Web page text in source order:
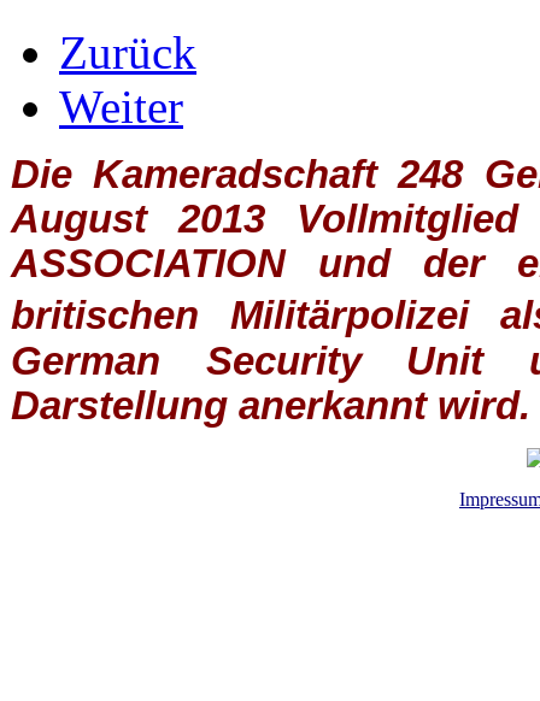
Zurück
Weiter
Die Kameradschaft 248
August 2013
ASSOCIATIONund der
britischen
Militärpolizei
German Security Unit
Darstellung anerkannt wird.